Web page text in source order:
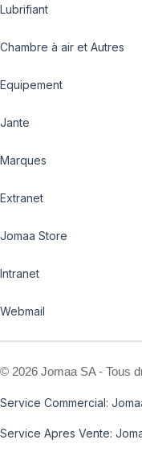
Lubrifiant
Chambre à air et Autres
Equipement
Jante
Marques
Extranet
Jomaa Store
Intranet
Webmail
© 2026 Jomaa SA - Tous
Service Commercial:
Service Apres Vente: